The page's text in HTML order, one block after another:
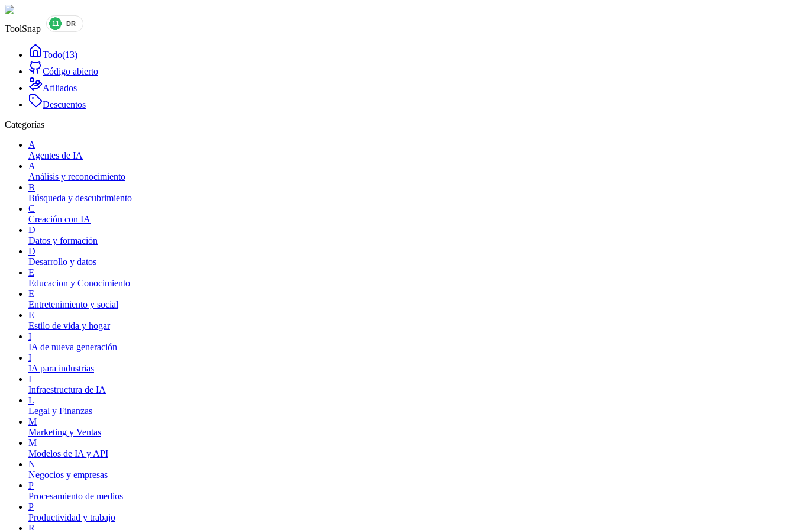
ToolSnap
Todo(13)
Código abierto
Afiliados
Descuentos
Categorías
A
Agentes de IA
A
Análisis y reconocimiento
B
Búsqueda y descubrimiento
C
Creación con IA
D
Datos y formación
D
Desarrollo y datos
E
Educacion y Conocimiento
E
Entretenimiento y social
E
Estilo de vida y hogar
I
IA de nueva generación
I
IA para industrias
I
Infraestructura de IA
L
Legal y Finanzas
M
Marketing y Ventas
M
Modelos de IA y API
N
Negocios y empresas
P
Procesamiento de medios
P
Productividad y trabajo
R